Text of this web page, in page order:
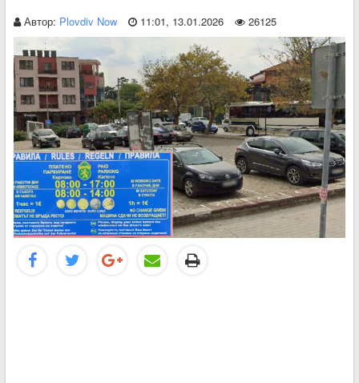
Автор: Plovdiv Now 11:01, 13.01.2026 26125